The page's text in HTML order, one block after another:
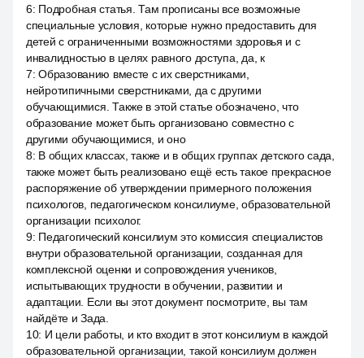
6: Подробная статья. Там прописаны все возможные
специальные условия, которые нужно предоставить для
детей с ограниченными возможностями здоровья и с
инвалидностью в целях равного доступа, да, к
7:Образованию вместе с их сверстниками,
нейротипичными сверстниками, да с другими
обучающимися. Также в этой статье обозначено, что
образование может быть организовано совместно с
другими обучающимися, и оно
8: В общих классах, также и в общих группах детского сада,
также может быть реализовано ещё есть такое прекрасное
распоряжение об утверждении примерного положения
психологов, педагогическом консилиуме, образовательной
организации психолог.
9: Педагогический консилиум это комиссия специалистов
внутри образовательной организации, созданная для
комплексной оценки и сопровождения учеников,
испытывающих трудности в обучении, развитии и
адаптации. Если вы этот документ посмотрите, вы там
найдёте и Зада.
10: И цели работы, и кто входит в этот консилиум в каждой
образовательной организации, такой консилиум должен